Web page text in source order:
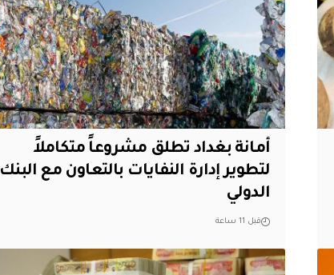
أمانة بغداد تطلق مشروعاً متكاملاً
لتطوير إدارة النفايات بالتعاون مع البنك
الدولي
قبل 11 ساعة